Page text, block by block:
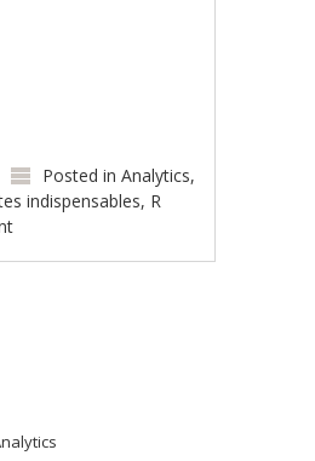
Posted inAnalytics,
indispensables, R